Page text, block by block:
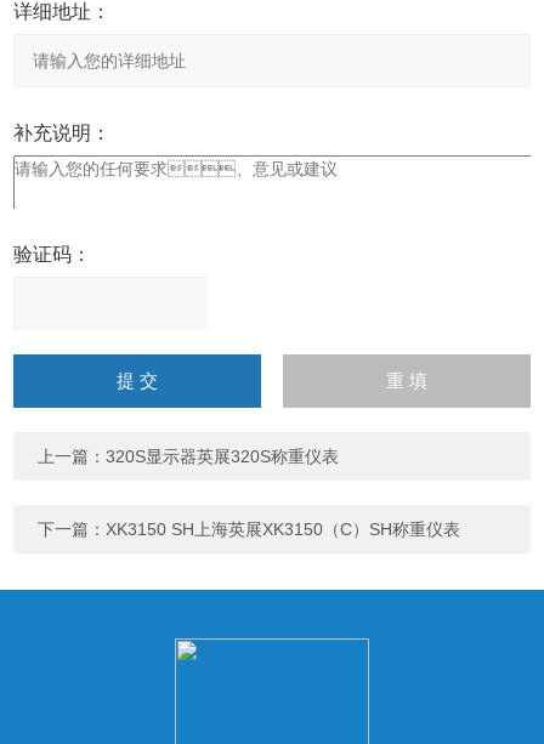
详细地址：
补充说明：
验证码：
字），如：三加四=7
上一篇：320S显示器英展320S称重仪表
下一篇： XK3150 SH上海英展XK3150（C）SH称重仪表